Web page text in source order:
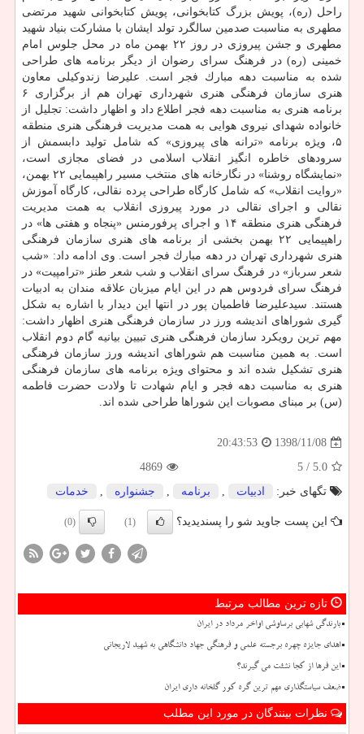
راحل (ره)، پویش بزرگ كتابخوانی، پویش كتابخوانی شهید مرتضی
مطهری به مناسبت صدمین سالگرد تولد ایشان با مشاركت بنیاد شهید
مطهری و جشن پیروزی در روز ۲۲ بهمن ماه در محل جلوس امام
خمینی (ره) در فرهنگ سرای رضوان از دیگر برنامه های طراحی
شده به مناسبت دهه مبارك فجر است. علیرضا زندوكیلی معاون
هنری سازمان فرهنگی هنری شهرداری تهران هم از برگزاری ۶
برنامه هنری به مناسبت دهه فجر اطلاع داد و اظهار داشت: تجلیل از
خانواده شهدای نیروی هوایی به همت مدیریت فرهنگی هنری منطقه
۵، ویژه برنامه «ترانه های پیروزی» كه شامل تولید دابسمش از
سرودهای خاطره انگیز انقلاب اسلامی در فضای مجازی است،
«نمایشگاه روشنا» در نگارخانه های منتخب مسیر راهپیمایی ۲۲ بهمن،
«روایت انقلاب» كه شامل كارگاه طراحی پرده نقالی، كارگاه آموزش
نقالی و اجرای نقالی در مورد پیروزی انقلاب به همت مدیریت
فرهنگی هنری منطقه ۱۴ و اجرای پرفورمنس «پنجاه و هفتی ها» در
راهپیمایی ۲۲ بهمن بخشی از برنامه های هنری سازمان فرهنگی
هنری شهرداری تهران در دهه مبارك فجر است. وی ادامه داد: «شب
شعر سرباز» در فرهنگ سرای انقلاب و شب شعر طنز «ترامپیت» در
فرهنگ سرای فردوس هم در این ایام میزبان علاقه مندان به ادبیات
هستند. سیدعلیرضا فاطمیان پور در انتها این دیدار با اشاره به شكل
گیری شوراهای اندیشه ورز در سازمان فرهنگی هنری اظهار داشت:
مهم ترین رویكرد سازمان فرهنگی هنری تبیین بیانیه گام دوم انقلاب
است. به همین مناسبت هم شوراهای اندیشه ورز سازمان فرهنگی
هنری تشكیل شده اند و محتوای ویژه برنامه های سازمان فرهنگی
هنری به مناسبت دهه فجر و ایام شهادت تا ولادت حضرت فاطمه
(س) بر مبنای مصوبات این شوراها طراحی شده اند.
1398/11/08
20:43:53
5.0
/ 5
4869
تگهای خبر:
ادبیات , برنامه , جشنواره , خدمات
این پست جاوید شو را پسندیدید؟ (1)
(0)
تازه ترین مطالب مرتبط
بارندگی شهابی برساوشی اواخر مرداد در ایران
اهدای جایزه چهره برجسته علمی و فرهنگی جهاد دانشگاهی به شهید لاریجانی
این فرها از کجا نشئت می گیرند؟
ضعف سیاستگذاری مهم ترین گره کور گلخانه داری ایران
نظرات بینندگان در مورد این مطلب